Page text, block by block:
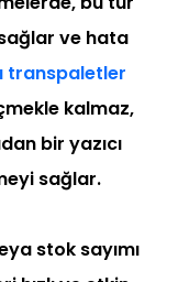
ve hata
transpaletler
kalmaz,
bir yazıcı
sağlar.
stok sayımı